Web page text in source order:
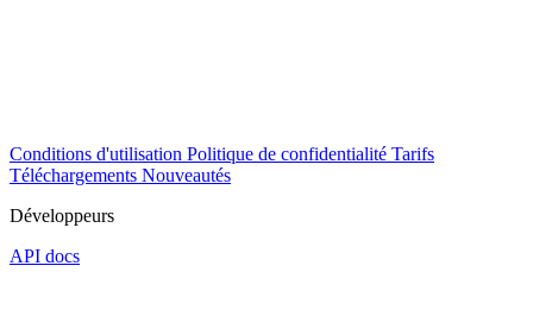
Conditions d'utilisation Politique de confidentialité Tarifs
Téléchargements Nouveautés
Développeurs
API docs